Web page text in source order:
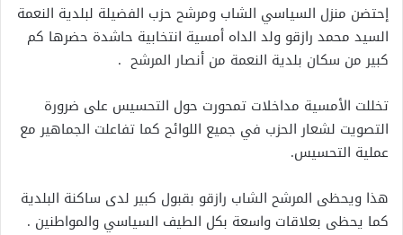
إحتضن منزل السياسي الشاب ومرشح حزب الفضيلة لبلدية النعمة
السيد محمد رازقو ولد الداه أمسية انتخابية حاشدة حضرها كم
كبير من سكان بلدية النعمة من أنصار المرشح .
تخللت الأمسية مداخلات تمحورت حول التحسيس على ضرورة
التصويت لشعار الحزب في جميع اللوائح كما تفاعلت الجماهير مع
عملية التحسيس.
هذا ويحظى المرشح الشاب رازقو بقبول كبير لدى ساكنة البلدية
كما يحظى بعلاقات واسعة بكل الطيف السياسي والمواطنين .